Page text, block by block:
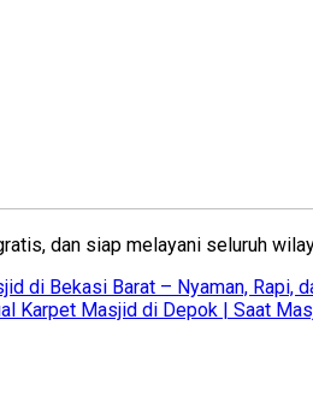
dan siap melayani seluruh
di Bekasi Barat – Nyaman, Rapi,
Karpet Masjid di Depok | Saat